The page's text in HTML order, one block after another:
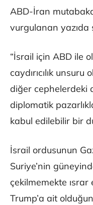
ABD-İran
vurgulanan
“İsrail için ABD ile
caydırıcılık
diğer cephelerdeki
diplomatik
kabul edilebilir bir
İsrail ordusunun
Suriye’nin
çekilmemekte ısrar
Trump’a ait